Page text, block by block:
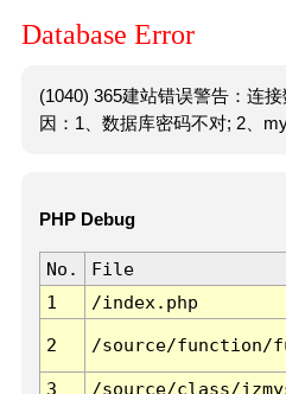
Database Error
(1040) 365建站错误警告：连
因：1、数据库密码不对; 2、
PHP Debug
No. File
1
/index.php
2 /source/function/
3 /source/class/